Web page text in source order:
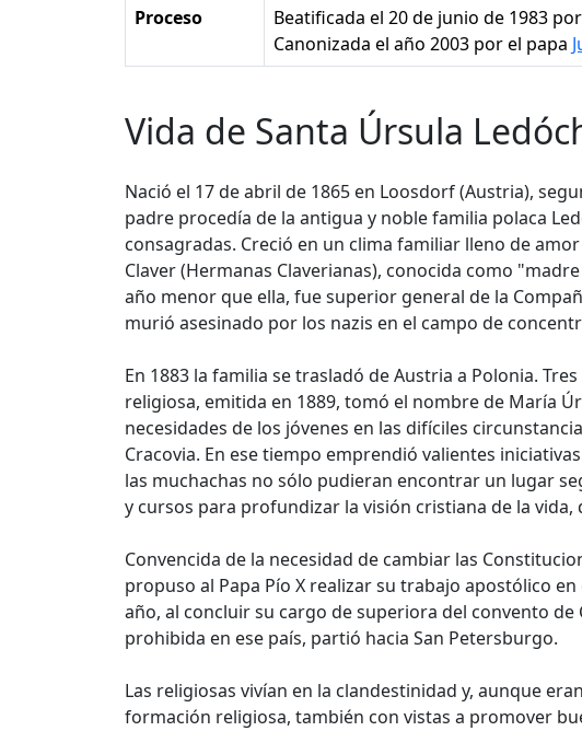
Proceso Beatificada el 20 de junio de 1983
Canonizada el año 2003 por el papa
Vida de Santa Úrsula
Nació el 17 de abril de 1865 en Loosdorf (Austria),
padre procedía de la antigua y noble familia polaca
consagradas. Creció en un clima familiar lleno de
Claver (Hermanas Claverianas), conocida como
año menor que ella, fue superior general de la
murió asesinado por los nazis en el campo de
En 1883 la familia se trasladó de Austria a Polonia.
religiosa, emitida en 1889, tomó el nombre de María
necesidades de los jóvenes en las difíciles
Cracovia. En ese tiempo emprendió valientes
las muchachas no sólo pudieran encontrar un lugar
y cursos para profundizar la visión cristiana de la
Convencida de la necesidad de cambiar las
propuso al Papa Pío X realizar su trabajo apostólico
año, al concluir su cargo de superiora del convento
prohibida en ese país, partió hacia San Petersburgo.
Las religiosas vivían en la clandestinidad y, aunque
formación religiosa, también con vistas a promover